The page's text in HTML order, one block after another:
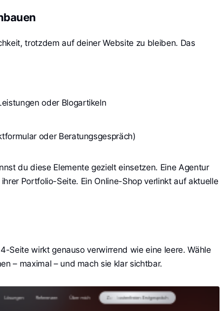
trotzdem auf deiner Website zu bleiben. Das
oder Blogartikeln
oder Beratungsgespräch)
du diese Elemente gezielt einsetzen. Eine Agentur
Portfolio-Seite. Ein Online-Shop verlinkt auf aktuelle
Seite wirkt genauso verwirrend wie eine leere. Wähle
– maximal – und mach sie klar sichtbar.